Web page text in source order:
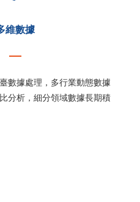
維數據
數據處理，多行業動態數據
分析，細分領域數據長期積